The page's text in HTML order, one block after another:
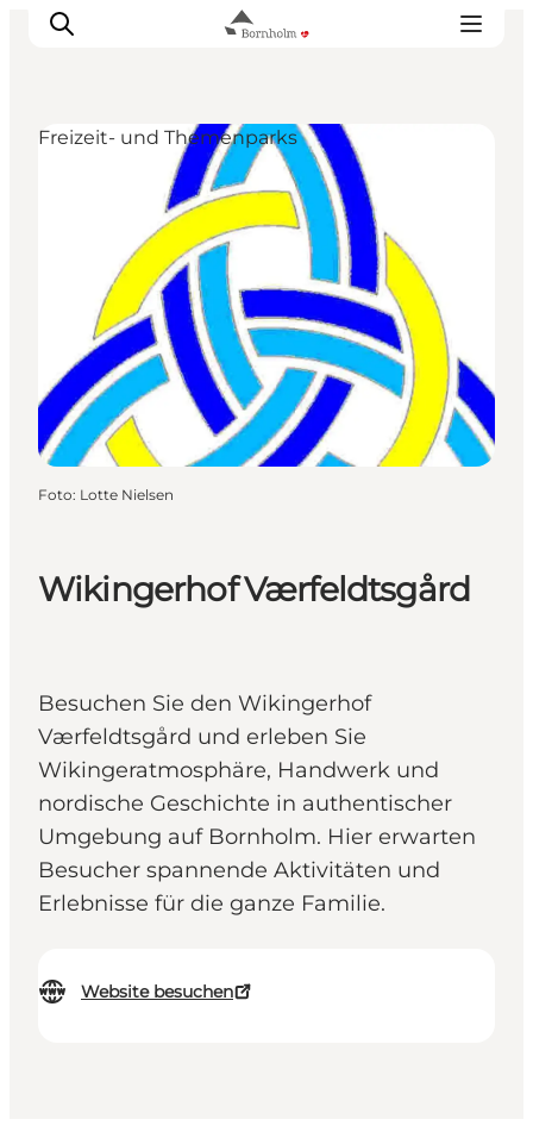
Bornholm entdecken
Küste & Natur
Inselleben
Essen & Genuss
Reise planen
Plane deinen Aufenthalt
Wikingerhof Værfeldtsgård
Besuchen Sie den Wikingerhof
Værfeldtsgård und erleben Sie
Wikingeratmosphäre, Handwerk und
nordische Geschichte in authentischer
Umgebung auf Bornholm. Hier erwarten
Besucher spannende Aktivitäten und
Erlebnisse für die ganze Familie.
Website besuchen
Freizeit- und Themenparks
Foto: Lotte Nielsen